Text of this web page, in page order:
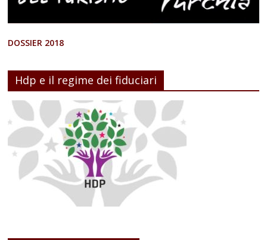
DOSSIER 2018
Hdp e il regime dei fiduciari